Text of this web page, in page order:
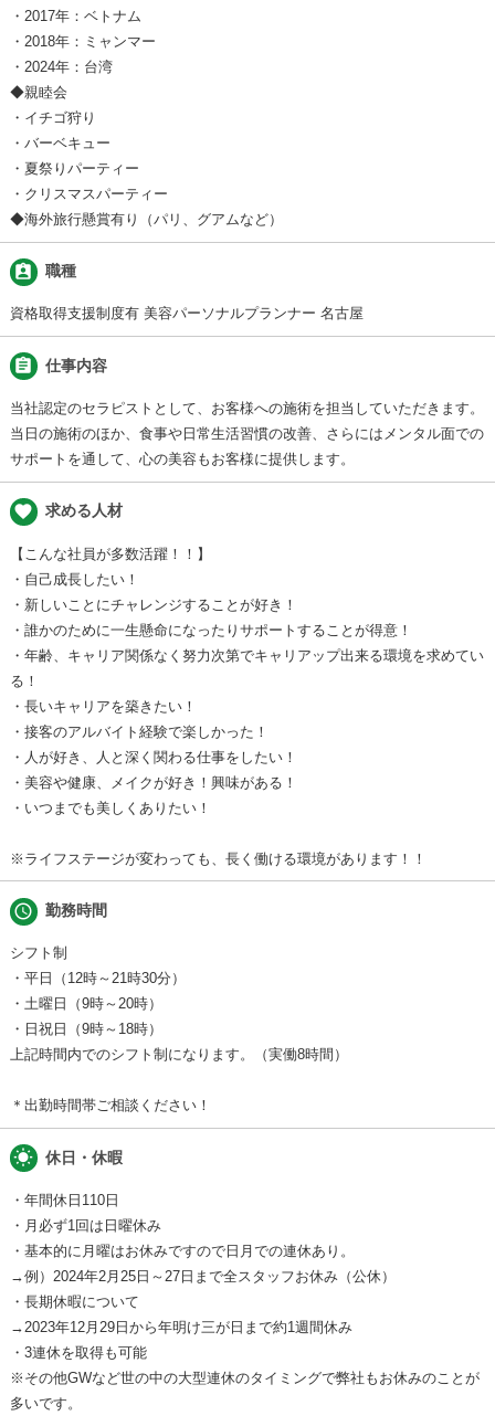
・2017年：ベトナム
・2018年：ミャンマー
・2024年：台湾
◆親睦会
・イチゴ狩り
・バーベキュー
・夏祭りパーティー
・クリスマスパーティー
◆海外旅行懸賞有り（パリ、グアムなど）
assignment_ind 職種
資格取得支援制度有 美容パーソナルプランナー 名古屋
assignment 仕事内容
当社認定のセラピストとして、お客様への施術を担当していただきます。
当日の施術のほか、食事や日常生活習慣の改善、さらにはメンタル面での
サポートを通して、心の美容もお客様に提供します。
favorite 求める人材
【こんな社員が多数活躍！！】
・自己成長したい！
・新しいことにチャレンジすることが好き！
・誰かのために一生懸命になったりサポートすることが得意！
・年齢、キャリア関係なく努力次第でキャリアップ出来る環境を求めてい
る！
・長いキャリアを築きたい！
・接客のアルバイト経験で楽しかった！
・人が好き、人と深く関わる仕事をしたい！
・美容や健康、メイクが好き！興味がある！
・いつまでも美しくありたい！
※ライフステージが変わっても、長く働ける環境があります！！
schedule 勤務時間
シフト制
・平日（12時～21時30分）
・土曜日（9時～20時）
・日祝日（9時～18時）
上記時間内でのシフト制になります。（実働8時間）
＊出勤時間帯ご相談ください！
wb_sunny 休日・休暇
・年間休日110日
・月必ず1回は日曜休み
・基本的に月曜はお休みですので日月での連休あり。
→例）2024年2月25日～27日まで全スタッフお休み（公休）
・長期休暇について
→2023年12月29日から年明け三が日まで約1週間休み
・3連休を取得も可能
※その他GWなど世の中の大型連休のタイミングで弊社もお休みのことが
多いです。